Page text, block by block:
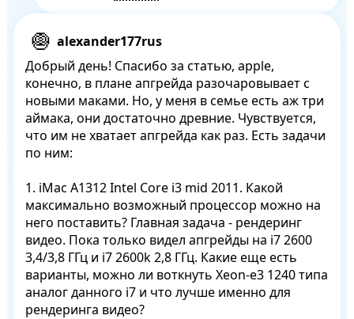
alexander177rus
Добрый день! Спасибо за статью, apple,
конечно, в плане апгрейда разочаровывает с
новыми маками. Но, у меня в семье есть аж три
аймака, они достаточно древние. Чувствуется,
что им не хватает апгрейда как раз. Есть задачи
по ним:
1. iMac A1312 Intel Core i3 mid 2011. Какой
максимально возможный процессор можно на
него поставить? Главная задача - рендеринг
видео. Пока только видел апгрейды на i7 2600
3,4/3,8 ГГц и i7 2600k 2,8 ГГц. Какие еще есть
варианты, можно ли воткнуть Xeon-e3 1240 типа
аналог данного i7 и что лучше именно для
рендеринга видео?